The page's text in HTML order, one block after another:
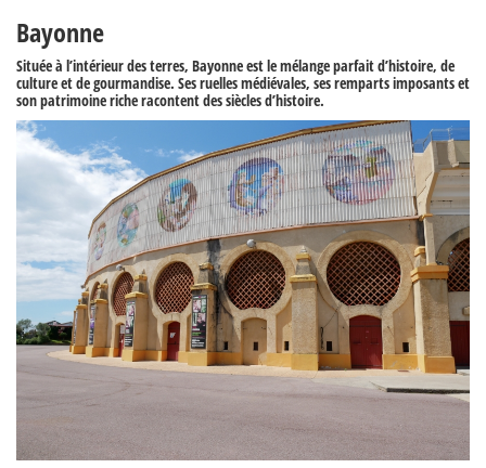
Bayonne
Située à l’intérieur des terres, Bayonneest le mélange parfait d’histoire, de
culture et de gourmandise. Ses ruelles médiévales, ses remparts imposants et
son patrimoine riche racontent des siècles d’histoire.